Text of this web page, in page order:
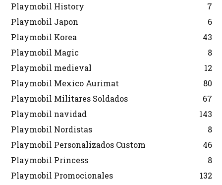
Playmobil History
7
Playmobil Japon
6
Playmobil Korea
43
Playmobil Magic
8
Playmobil medieval
12
Playmobil Mexico Aurimat
80
Playmobil Militares Soldados
67
Playmobil navidad
143
Playmobil Nordistas
8
Playmobil Personalizados Custom
46
Playmobil Princess
8
Playmobil Promocionales
132